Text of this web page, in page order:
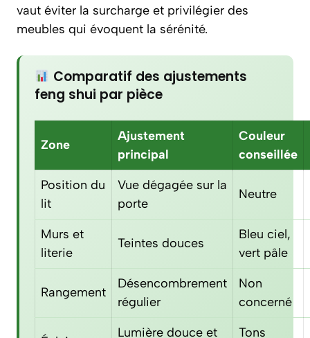
vaut éviter la surcharge et privilégier des
meubles qui évoquent la sérénité.
Comparatif des ajustements
feng shui par pièce
Zone
Ajustement
principal
Couleur
conseillée
Position du
lit
Vue dégagée sur la
porte
Neutre
Murs et
literie
Teintes douces
Bleu ciel,
vert pâle
Rangement
Désencombrement
régulier
Non
concerné
Lumière douce et
Tons